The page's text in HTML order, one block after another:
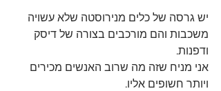
יש גרסה של כלים מנירוסטה שלא עשויה
משכבות והם מורכבים בצורה של דיסק
ודפנות.
אני מניח שזה מה שרוב האנשים מכירים
ויותר חשופים אליו.